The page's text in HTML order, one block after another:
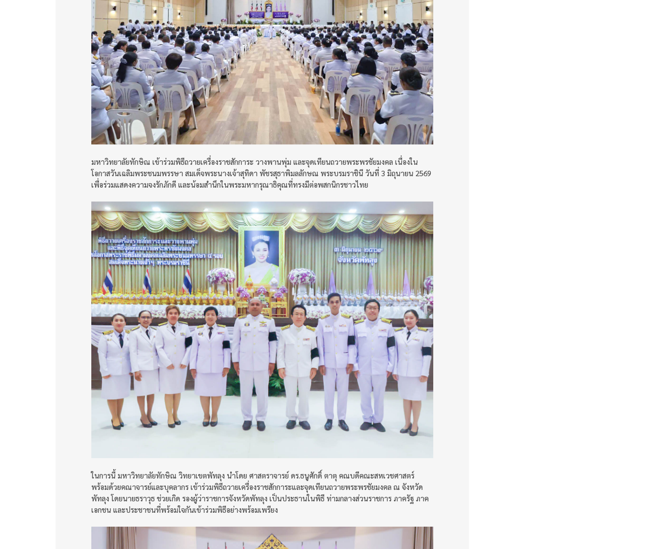
มหาวิทยาลัยทักษิณ เข้าร่วมพิธีถวายเครื่องราชสักการะ วางพานพุ่ม และจุดเทียนถวายพระพรชัยมงคล เนื่องใน
โอกาสวันเฉลิมพระชนมพรรษา สมเด็จพระนางเจ้าสุทิดา พัชรสุธาพิมลลักษณ พระบรมราชินี วันที่ 3 มิถุนายน 2569
เพื่อร่วมแสดงความจงรักภักดี และน้อมสำนึกในพระมหากรุณาธิคุณที่ทรงมีต่อพสกนิกรชาวไทย
ในการนี้ มหาวิทยาลัยทักษิณ วิทยาเขตพัทลุง นำโดย ศาสตราจารย์ ดร.ธนูศักดิ์ ตาตุ คณบดีคณะสหเวชศาสตร์
พร้อมด้วยคณาจารย์และบุคลากร เข้าร่วมพิธีถวายเครื่องราชสักการะและจุดเทียนถวายพระพรชัยมงคล ณ จังหวัด
พัทลุง โดยนายธราวุธ ช่วยเกิด รองผู้ว่าราชการจังหวัดพัทลุง เป็นประธานในพิธี ท่ามกลางส่วนราชการ ภาครัฐ ภาค
เอกชน และประชาชนที่พร้อมใจกันเข้าร่วมพิธีอย่างพร้อมเพรียง